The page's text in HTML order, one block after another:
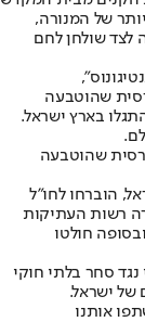
של המנורה,
לצד שולחן לחם
שהוטבעה
בארץ ישראל.
שהוטבעה
הוברחו לחו"ל
רשות העתיקות
חולטו
סחר בלתי חוקי
של ישראל.
אותנו